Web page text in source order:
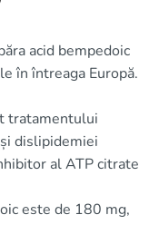
acid bempedoic
în întreaga Europă.
tratamentului
dislipidemiei
al ATP citrate
este de 180 mg,